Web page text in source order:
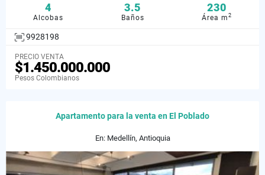
4
Alcobas
3.5
Baños
230
Área m2
9928198
PRECIO VENTA
$1.450.000.000
Pesos Colombianos
Apartamento para la venta en El Poblado
En: Medellín, Antioquia